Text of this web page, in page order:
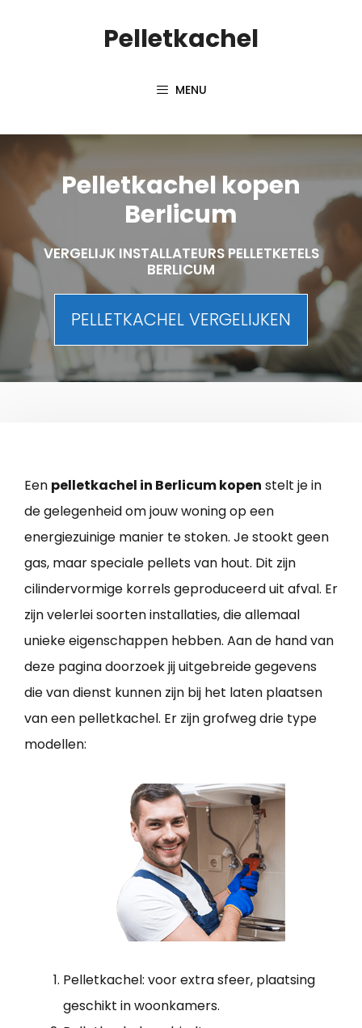
Pelletkachel
MENU
Pelletkachel kopen
Berlicum
VERGELIJK INSTALLATEURS PELLETKETELS
BERLICUM
PELLETKACHEL VERGELIJKEN
Een pelletkachel in Berlicum kopen stelt je in
de gelegenheid om jouw woning op een
energiezuinige manier te stoken. Je stookt geen
gas, maar speciale pellets van hout. Dit zijn
cilindervormige korrels geproduceerd uit afval. Er
zijn velerlei soorten installaties, die allemaal
unieke eigenschappen hebben. Aan de hand van
deze pagina doorzoek jij uitgebreide gegevens
die van dienst kunnen zijn bij het laten plaatsen
van een pelletkachel. Er zijn grofweg drie type
modellen:
Pelletkachel: voor extra sfeer, plaatsing
geschikt in woonkamers.